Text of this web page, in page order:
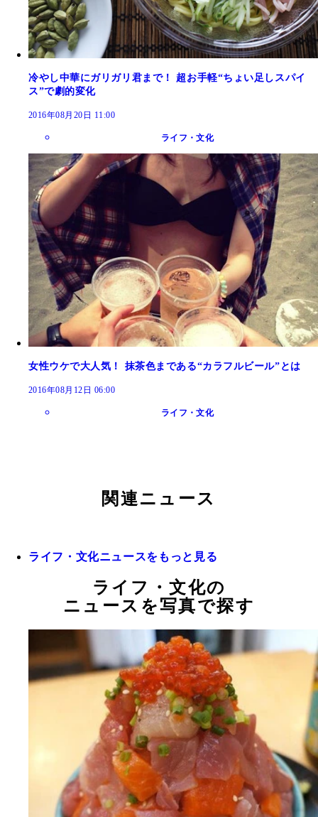
冷やし中華にガリガリ君まで！ 超お手軽“ちょい足しスパイ
ス”で劇的変化
2016年08月20日 11:00
ライフ・文化
女性ウケで大人気！ 抹茶色まである“カラフルビール”とは
2016年08月12日 06:00
ライフ・文化
関連ニュース
ライフ・文化ニュースをもっと見る
ライフ・文化の
ニュースを写真で探す